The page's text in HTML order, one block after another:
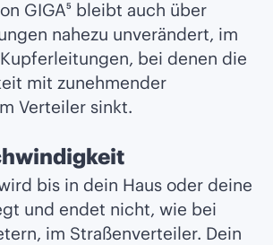
GIGA⁵ bleibt auch über
nahezu unverändert, im
bei denen die
mit zunehmender
Verteiler sinkt.
bis in dein Haus oder deine
und endet nicht, wie bei
im Straßenverteiler. Dein